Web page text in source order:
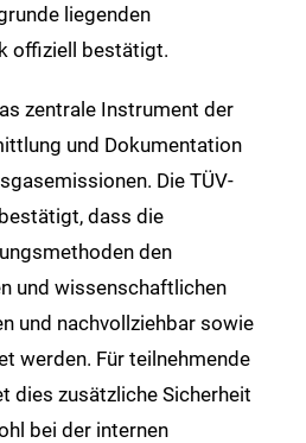
liegenden
offiziell bestätigt.
zentrale Instrument der
und Dokumentation
Die TÜV-
dass die
den
und wissenschaftlichen
und nachvollziehbar sowie
werden. Für teilnehmende
dies zusätzliche Sicherheit
bei der internen